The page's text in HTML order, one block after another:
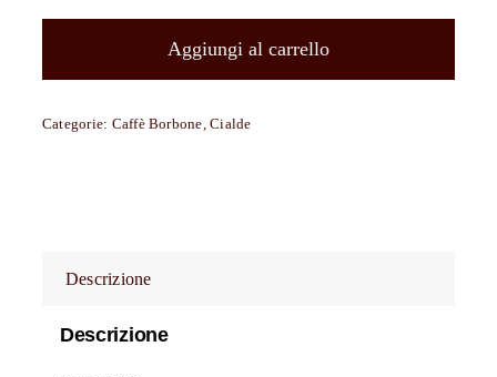
filtrocarta
44
Aggiungi al carrello
Categorie: Caffè Borbone ,Cialde
Descrizione
Descrizione